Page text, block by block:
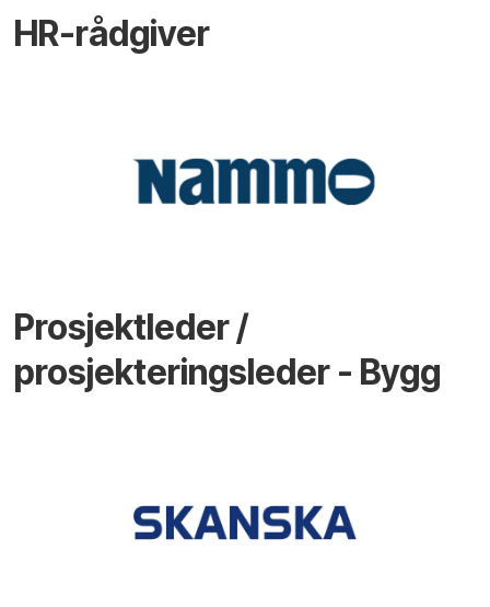
HR-rådgiver
Prosjektleder /
prosjekteringsleder - Bygg